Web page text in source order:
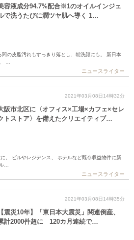
容液成分94.7%配合※1のオイルインジェ
で洗うたびに潤ツヤ肌へ導く 1…
の皮脂汚れもすっきり落とし、朝洗顔にも。 新日本
…
ニュースライター
2021年03月08日14時32分
阪市北区に〈オフィス×工場×カフェ×セレ
トストア〉を備えたクリエイティブ…
。 ビルやレジデンス、 ホテルなど既存収益物件に新
…
ニュースライター
2021年03月08日14時35分
【震災10年】「東日本大震災」関連倒産、
計2000件超に 120カ月連続で…